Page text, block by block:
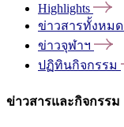
Highlights
ข่าวสารทั้งหมด
ข่าวจุฬาฯ
ปฏิทินกิจกรรม
ข่าวสารและกิจกรรม